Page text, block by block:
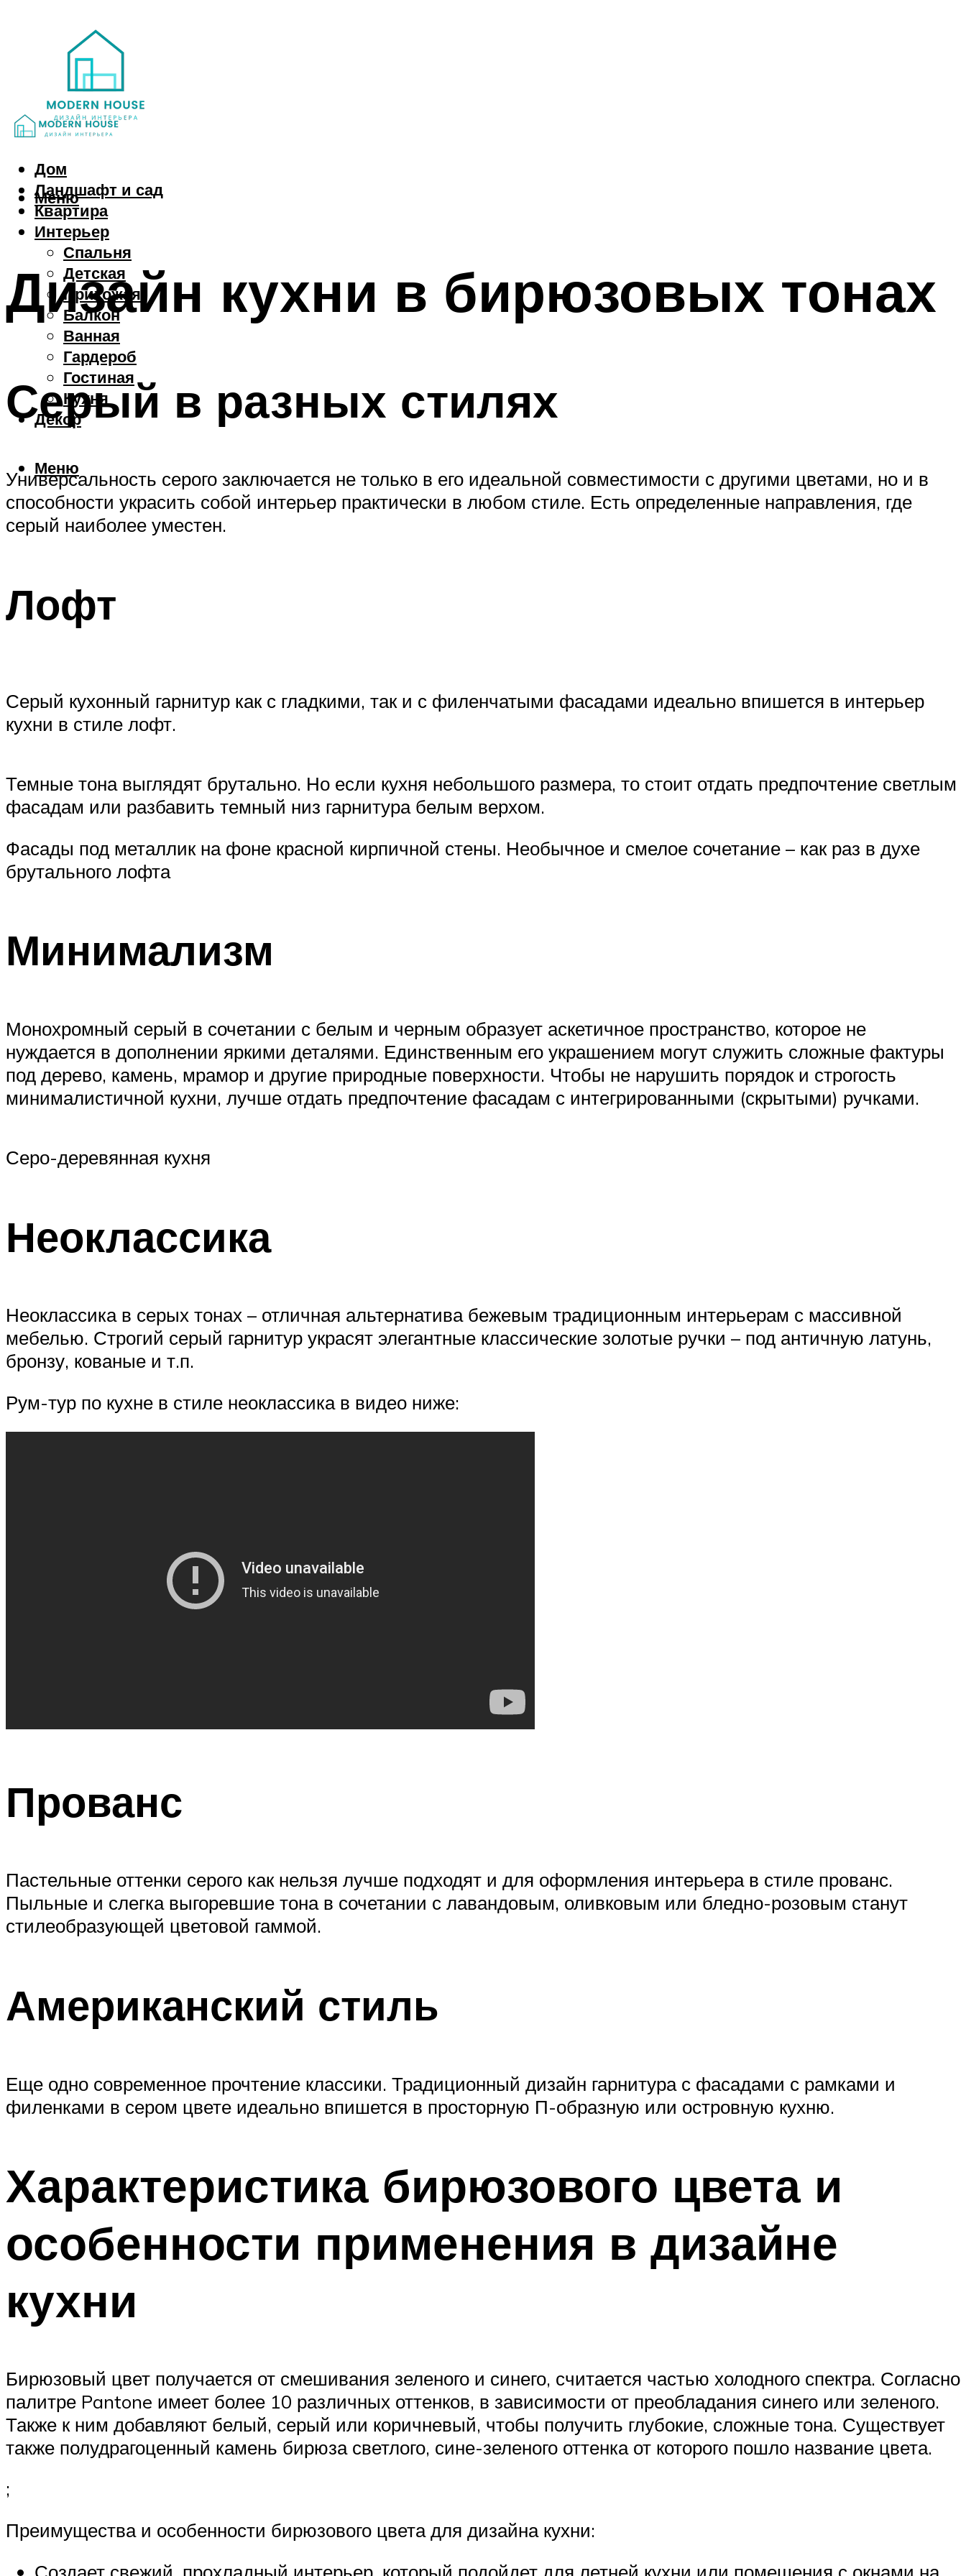
Дом
Ландшафт и сад
Квартира
Интерьер
Спальня
Детская
Прихожая
Балкон
Ванная
Гардероб
Гостиная
Кухня
Декор
Меню
Меню
Дизайн кухни в бирюзовых тонах
Серый в разных стилях
Универсальность серого заключается не только в его идеальной совместимости с другими цветами, но и в
способности украсить собой интерьер практически в любом стиле. Есть определенные направления, где
серый наиболее уместен.
Лофт
Серый кухонный гарнитур как с гладкими, так и с филенчатыми фасадами идеально впишется в интерьер
кухни в стиле лофт.
Темные тона выглядят брутально. Но если кухня небольшого размера, то стоит отдать предпочтение светлым
фасадам или разбавить темный низ гарнитура белым верхом.
Фасады под металлик на фоне красной кирпичной стены. Необычное и смелое сочетание – как раз в духе
брутального лофта
Минимализм
Монохромный серый в сочетании с белым и черным образует аскетичное пространство, которое не
нуждается в дополнении яркими деталями. Единственным его украшением могут служить сложные фактуры
под дерево, камень, мрамор и другие природные поверхности. Чтобы не нарушить порядок и строгость
минималистичной кухни, лучше отдать предпочтение фасадам с интегрированными (скрытыми) ручками.
Серо-деревянная кухня
Неоклассика
Неоклассика в серых тонах – отличная альтернатива бежевым традиционным интерьерам с массивной
мебелью. Строгий серый гарнитур украсят элегантные классические золотые ручки – под античную латунь,
бронзу, кованые и т.п.
Рум-тур по кухне в стиле неоклассика в видео ниже:
Прованс
Пастельные оттенки серого как нельзя лучше подходят и для оформления интерьера в стиле прованс.
Пыльные и слегка выгоревшие тона в сочетании с лавандовым, оливковым или бледно-розовым станут
стилеобразующей цветовой гаммой.
Американский стиль
Еще одно современное прочтение классики. Традиционный дизайн гарнитура с фасадами с рамками и
филенками в сером цвете идеально впишется в просторную П-образную или островную кухню.
Характеристика бирюзового цвета и
особенности применения в дизайне
кухни
Бирюзовый цвет получается от смешивания зеленого и синего, считается частью холодного спектра. Согласно
палитре Pantone имеет более 10 различных оттенков, в зависимости от преобладания синего или зеленого.
Также к ним добавляют белый, серый или коричневый, чтобы получить глубокие, сложные тона. Существует
также полудрагоценный камень бирюза светлого, сине-зеленого оттенка от которого пошло название цвета.
;
Преимущества и особенности бирюзового цвета для дизайна кухни: